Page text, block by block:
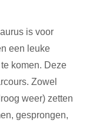
is voor
een leuke
komen. Deze
Zowel
weer) zetten
gesprongen,